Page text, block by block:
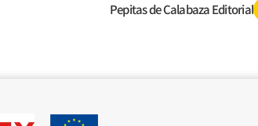
Pepitas de Calabaza Editorial